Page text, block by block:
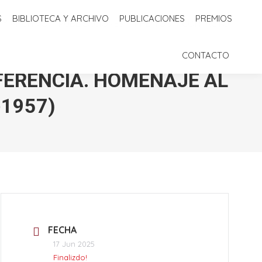
ARCHIVO PUBLICACIONES PREMIOS CONTACTO
HOMENAJE AL
1957)
FECHA
17 Jun 2025
Finalizdo!
BIBLIOTECA Y ARCHIVO PUBLICACIONES PREMIOS
CONTACTO